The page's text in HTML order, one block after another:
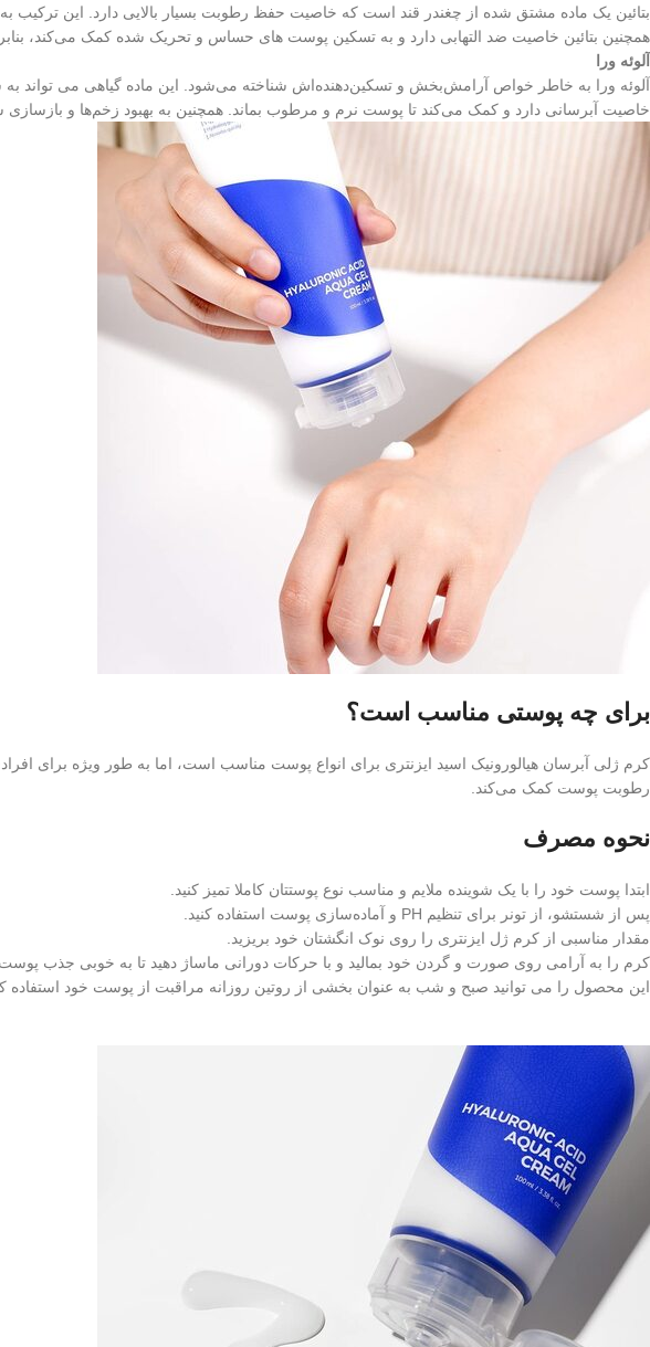
بتائین یک ماده مشتق شده از چغندر قند است که خاصیت حفظ رطوبت بسیار بالایی دارد. این
همچنین بتائین خاصیت ضد التهابی دارد و به تسکین پوست‌ های حساس و تحریک شده کمک می‌کند،
آلوئه‌ ورا
آلوئه‌ ورا به خاطر خواص آرامش‌بخش و تسکین‌دهنده‌اش شناخته می‌شود. این ماده گیاهی می‌ تواند
خاصیت آبرسانی دارد و کمک می‌کند تا پوست نرم و مرطوب بماند. همچنین به بهبود زخم‌ها و
برای چه پوستی مناسب است؟
کرم ژلی آبرسان هیالورونیک اسید ایزنتری برای انواع پوست مناسب است، اما به طور ویژه برای
رطوبت پوست کمک می‌کند.
نحوه مصرف
ابتدا پوست خود را با یک شوینده ملایم و مناسب نوع پوستتان کاملا تمیز کنید.
پس از شستشو، از تونر برای تنظیم PH و آماده‌سازی پوست استفاده کنید.
مقدار مناسبی از کرم ژل ایزنتری را روی نوک انگشتان خود بریزید.
کرم را به آرامی روی صورت و گردن خود بمالید و با حرکات دورانی ماساژ دهید تا به خوبی جذب
این محصول را می‌ توانید صبح و شب به عنوان بخشی از روتین روزانه مراقبت از پوست خود استفاده